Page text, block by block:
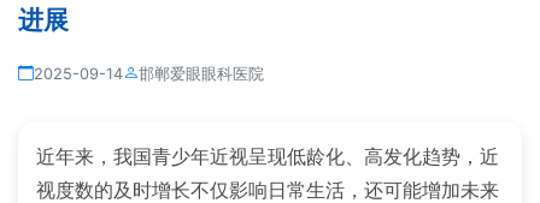
进展
2025-09-14 邯郸爱眼眼科医院
近年来，我国青少年近视呈现低龄化、高发化趋势，近
视度数的及时增长不仅影响日常生活，还可能增加未来